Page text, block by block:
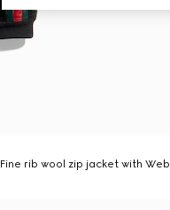
Fine rib wool zip jacket with Web